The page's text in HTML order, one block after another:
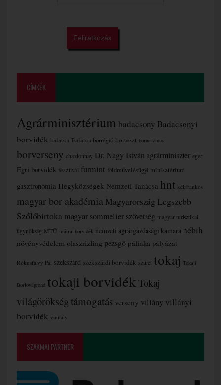
CÍMKÉK
Agrárminisztérium badacsony Badacsonyi
borvidék balaton Balaton borrégió borteszt borturizmus
borverseny chardonnay Dr. Nagy István agrárminiszter eger
Egri borvidék fesztivál furmint földművelésügyi minisztérium
gasztronómia Hegyközségek Nemzeti Tanácsa hnt kékfrankos
magyar bor akadémia Magyarország Legszebb
Szőlőbirtoka magyar sommelier szövetség magyar turisztikai
ügynökség MTÜ mátrai borvidék nemzeti agrárgazdasági kamara nébih
növényvédelem olaszrizling pezsgő pálinka pályázat
Rókusfalvy Pál szekszárd szekszárdi borvidék szüret tokaj Tokaji
Borlovagrend tokaji borvidékTokaj
világörökségtámogatás verseny villány villányi
borvidék vinitaly
SZAKMAI PARTNER